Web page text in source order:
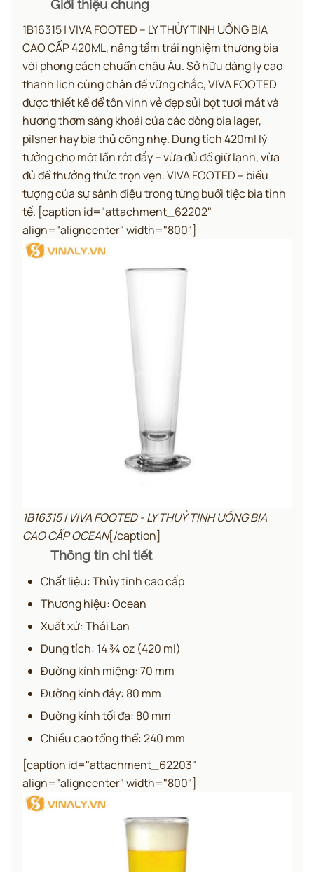
Giới thiệu chung
1B16315 | VIVA FOOTED – LY THỦY TINH UỐNG BIA
CAO CẤP 420ML, nâng tầm trải nghiệm thưởng bia
với phong cách chuẩn châu Âu.Sở hữu dáng ly cao
thanh lịch cùng chân đế vững chắc, VIVA FOOTED
được thiết kế để tôn vinh vẻ đẹp sủi bọt tươi mát và
hương thơm sảng khoái của các dòng bia lager,
pilsner hay bia thủ công nhẹ. Dung tích 420ml lý
tưởng cho một lần rót đầy – vừa đủ để giữ lạnh, vừa
đủ để thưởng thức trọn vẹn.VIVA FOOTED – biểu
tượng của sự sành điệu trong từng buổi tiệc bia tinh
tế. [caption id="attachment_62202"
align="aligncenter" width="800"]
1B16315 | VIVA FOOTED - LY THUỶ TINH UỐNG BIA
CAO CẤP OCEAN[/caption]
Thông tin chi tiết
Chất liệu: Thủy tinh cao cấp
Thương hiệu: Ocean
Xuất xứ: Thái Lan
Dung tích: 14 ¾ oz (420 ml)
Đường kính miệng: 70 mm
Đường kính đáy: 80 mm
Đường kính tối đa: 80 mm
Chiều cao tổng thể: 240 mm
[caption id="attachment_62203"
align="aligncenter" width="800"]